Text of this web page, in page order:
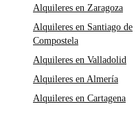
Alquileres en Zaragoza
Alquileres en Santiago de
Compostela
Alquileres en Valladolid
Alquileres en Almería
Alquileres en Cartagena